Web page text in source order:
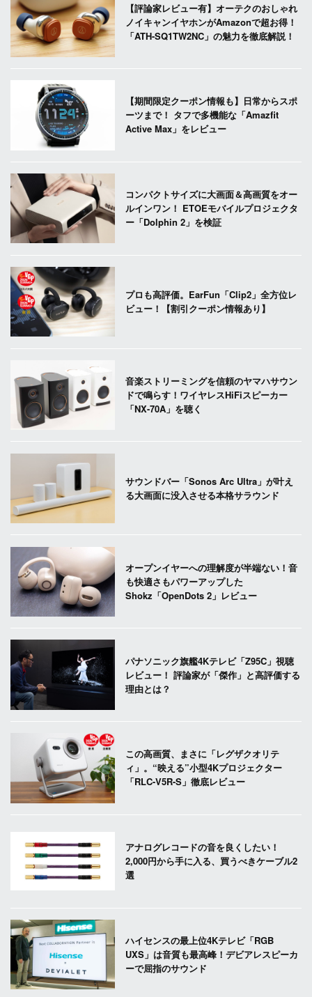
【評論家レビュー有】オーテクのおしゃれ
ノイキャンイヤホンがAmazonで超お得！
「ATH-SQ1TW2NC」の魅力を徹底解説！
【期間限定クーポン情報も】日常からスポ
ーツまで！ タフで多機能な「Amazfit
Active Max」をレビュー
コンパクトサイズに大画面＆高画質をオー
ルインワン！ ETOEモバイルプロジェクタ
ー「Dolphin 2」を検証
プロも高評価。EarFun「Clip2」全方位レ
ビュー！【割引クーポン情報あり】
音楽ストリーミングを信頼のヤマハサウン
ドで鳴らす！ワイヤレスHiFiスピーカー
「NX-70A」を聴く
サウンドバー「Sonos Arc Ultra」が叶え
る大画面に没入させる本格サラウンド
オープンイヤーへの理解度が半端ない！音
も快適さもパワーアップした
Shokz「OpenDots 2」レビュー
パナソニック旗艦4Kテレビ「Z95C」視聴
レビュー！ 評論家が「傑作」と高評価する
理由とは？
この高画質、まさに「レグザクオリテ
ィ」。“映える”小型4Kプロジェクター
「RLC-V5R-S」徹底レビュー
アナログレコードの音を良くしたい！
2,000円から手に入る、買うべきケーブル2
選
ハイセンスの最上位4Kテレビ「RGB
UXS」は音質も最高峰！デビアレスピーカ
ーで屈指のサウンド